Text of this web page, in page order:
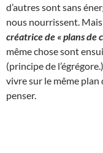
d’autres sont sans
nous nourrissent.
créatrice de « plans de
même chose sont
(principe de
vivre sur le même
penser.